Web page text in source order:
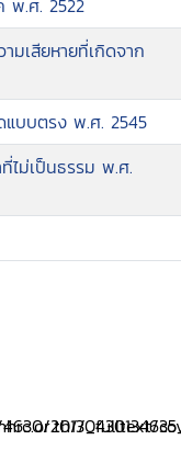
พ.ศ. 2522
เสียหายที่เกิดจาก
บบตรง พ.ศ. 2545
ม่เป็นธรรม พ.ศ.